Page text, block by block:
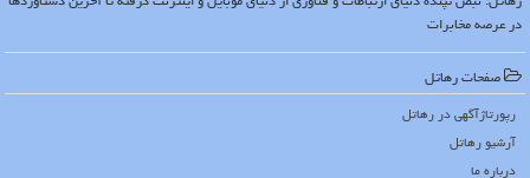
در عرصه مخابرات
صفحات رهاتل
رپورتاژآگهی در رهاتل
آرشیو رهاتل
درباره ما